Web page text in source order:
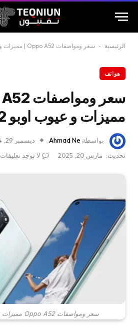
الرئيسية - سعر ومواصفات Oppo A52 | مميزات و عيوب اوبو A52
هواتف
مميزات و عيوب اوبو A52
بواسطة Ahmad Ne ديسمبر 29, 2024
تحديث: مارس 20, 2025 لا توجد تعليقات
سعر ومواصفات Oppo A52 مميزات و عيوب اوبو A52